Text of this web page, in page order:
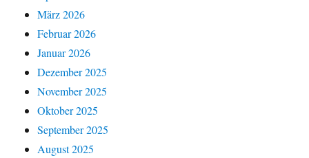
März 2026
Februar 2026
Januar 2026
Dezember 2025
November 2025
Oktober 2025
September 2025
August 2025